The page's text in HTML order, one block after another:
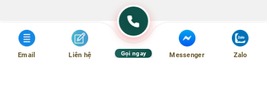
Email Liên hệ Gọi ngay Messenger Zalo